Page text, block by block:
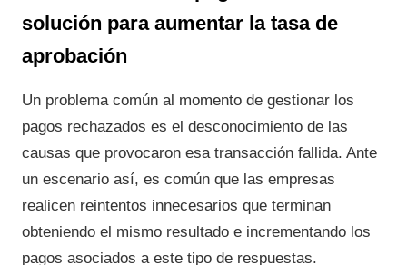
solución para aumentar la tasa de
aprobación
Un problema común al momento de gestionar los
pagos rechazados es el desconocimiento de las
causas que provocaron esa transacción fallida. Ante
un escenario así, es común que las empresas
realicen reintentos innecesarios que terminan
obteniendo el mismo resultado e incrementando los
pagos asociados a este tipo de respuestas.